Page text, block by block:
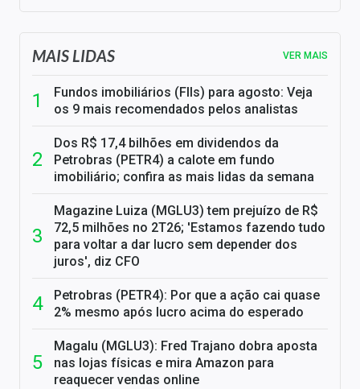
MAIS LIDAS VER MAIS
Fundos imobiliários (FIIs) para agosto: Veja
os 9 mais recomendados pelos analistas
Dos R$ 17,4 bilhões em dividendos da
Petrobras (PETR4) a calote em fundo
imobiliário; confira as mais lidas da semana
Magazine Luiza (MGLU3) tem prejuízo de R$
72,5 milhões no 2T26; 'Estamos fazendo tudo
para voltar a dar lucro sem depender dos
juros', diz CFO
Petrobras (PETR4): Por que a ação cai quase
2% mesmo após lucro acima do esperado
Magalu (MGLU3): Fred Trajano dobra aposta
nas lojas físicas e mira Amazon para
reaquecer vendas online